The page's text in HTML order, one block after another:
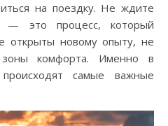
на поездку. Не ждите
— это процесс, который
открыты новому опыту, не
комфорта. Именно в
самые важные